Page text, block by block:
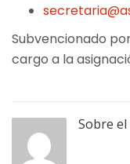
Subvencionado
cargo a la
Sobre